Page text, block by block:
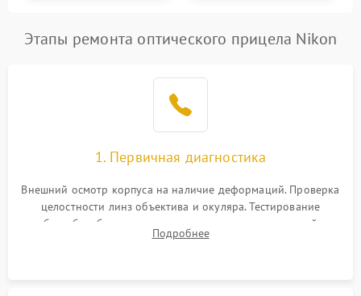
Этапы ремонта оптического прицела Nikon
1. Первичная диагностика
Внешний осмотр корпуса на наличие деформаций. Проверка
целостности линз объектива и окуляра. Тестирование
работы барабанчиков ввода поправок, кольца отстройки
параллакса и зума. Выявление сколов, внутренних
Подробнее